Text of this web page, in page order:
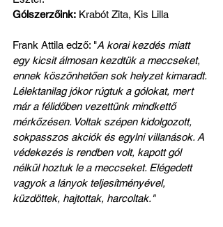
Gólszerzőink: Krabót Zita, Kis Lilla
Frank Attila edző: "A korai kezdés miatt
egy kicsit álmosan kezdtük a meccseket,
ennek köszönhetően sok helyzet kimaradt.
Lélektanilag jókor rúgtuk a gólokat, mert
már a félidőben vezettünk mindkettő
mérkőzésen. Voltak szépen kidolgozott,
sokpasszos akciók és egylni villanások. A
védekezés is rendben volt, kapott gól
nélkül hoztuk le a meccseket. Elégedett
vagyok a lányok teljesítményével,
küzdöttek, hajtottak, harcoltak."